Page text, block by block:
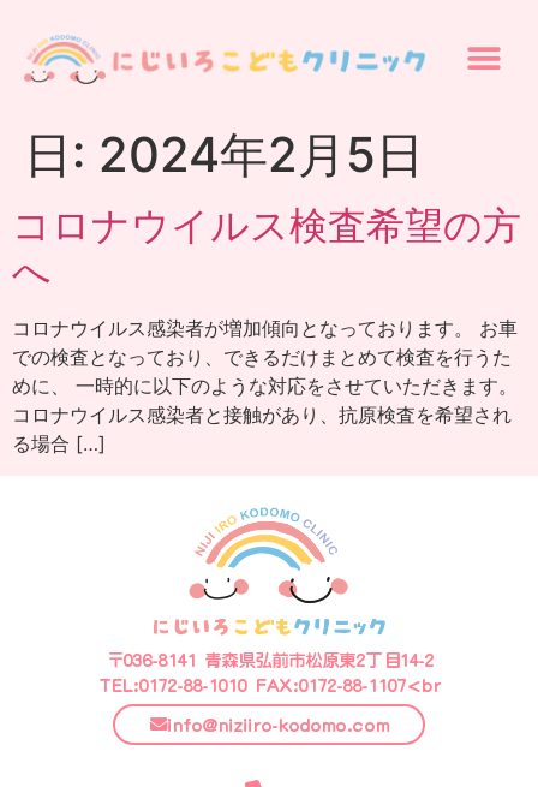
日: 2024年2月5日
コロナウイルス検査希望の方
へ
コロナウイルス感染者が増加傾向となっております。 お車
での検査となっており、できるだけまとめて検査を行うた
めに、 一時的に以下のような対応をさせていただきます。
コロナウイルス感染者と接触があり、抗原検査を希望され
る場合 […]
〒036-8141 青森県弘前市松原東2丁目14-2
TEL:0172-88-1010 FAX:0172-88-1107<br
info@niziiro-kodomo.com